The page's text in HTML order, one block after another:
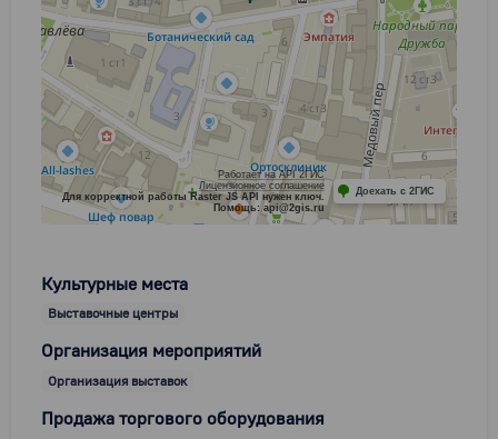
Работает на API 2ГИС
Лицензионное соглашение
Для корректной работы Raster JS API нужен ключ.
Помощь: api@2gis.ru
Доехать с 2ГИС
Культурные места
Выставочные центры
Организация мероприятий
Организация выставок
Продажа торгового оборудования